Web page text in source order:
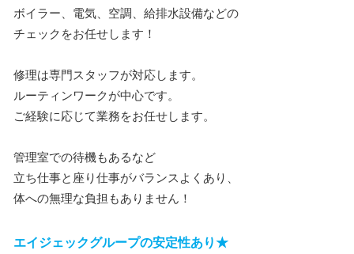
ボイラー、電気、空調、給排水設備などの
チェックをお任せします！
修理は専門スタッフが対応します。
ルーティンワークが中心です。
ご経験に応じて業務をお任せします。
管理室での待機もあるなど
立ち仕事と座り仕事がバランスよくあり、
体への無理な負担もありません！
エイジェックグループの安定性あり★